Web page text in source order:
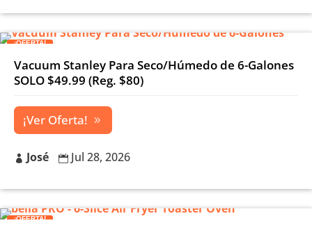
¡OFERTA!
Vacuum Stanley Para Seco/Húmedo de 6-Galones
SOLO $49.99 (Reg. $80)
¡Ver Oferta!
 José  Jul 28, 2026
¡OFERTA!